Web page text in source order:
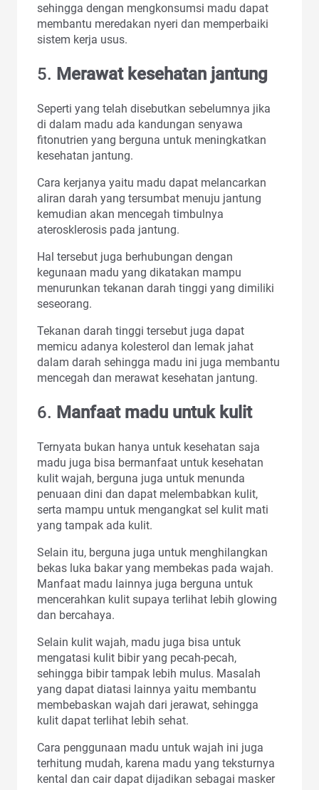
sehingga dengan mengkonsumsi madu dapat
membantu meredakan nyeri dan memperbaiki
sistem kerja usus.
5. Merawat kesehatan jantung
Seperti yang telah disebutkan sebelumnya jika
di dalam madu ada kandungan senyawa
fitonutrien yang berguna untuk meningkatkan
kesehatan jantung.
Cara kerjanya yaitu madu dapat melancarkan
aliran darah yang tersumbat menuju jantung
kemudian akan mencegah timbulnya
aterosklerosis pada jantung.
Hal tersebut juga berhubungan dengan
kegunaan madu yang dikatakan mampu
menurunkan tekanan darah tinggi yang dimiliki
seseorang.
Tekanan darah tinggi tersebut juga dapat
memicu adanya kolesterol dan lemak jahat
dalam darah sehingga madu ini juga membantu
mencegah dan merawat kesehatan jantung.
6. Manfaat madu untuk kulit
Ternyata bukan hanya untuk kesehatan saja
madu juga bisa bermanfaat untuk kesehatan
kulit wajah, berguna juga untuk menunda
penuaan dini dan dapat melembabkan kulit,
serta mampu untuk mengangkat sel kulit mati
yang tampak ada kulit.
Selain itu, berguna juga untuk menghilangkan
bekas luka bakar yang membekas pada wajah.
Manfaat madu lainnya juga berguna untuk
mencerahkan kulit supaya terlihat lebih glowing
dan bercahaya.
Selain kulit wajah, madu juga bisa untuk
mengatasi kulit bibir yang pecah-pecah,
sehingga bibir tampak lebih mulus. Masalah
yang dapat diatasi lainnya yaitu membantu
membebaskan wajah dari jerawat, sehingga
kulit dapat terlihat lebih sehat.
Cara penggunaan madu untuk wajah ini juga
terhitung mudah, karena madu yang teksturnya
kental dan cair dapat dijadikan sebagai masker